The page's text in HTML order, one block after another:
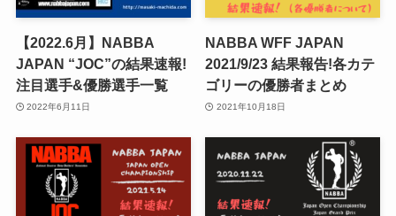
【2022.6月】NABBA
JAPAN “JOC”の結果速報!
注目選手&優勝選手一覧
2022年6月11日
NABBA WFF JAPAN
2021/9/23 結果報告!各カテ
ゴリーの優勝者まとめ
2021年10月18日